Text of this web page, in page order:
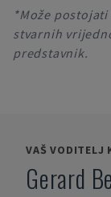
*Može
stvarnih
predstavnik.
VAŠ VODITELJ
Gerard